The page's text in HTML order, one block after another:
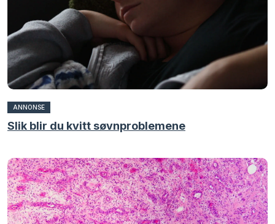
ANNONSE
Slik blir du kvitt søvnproblemene